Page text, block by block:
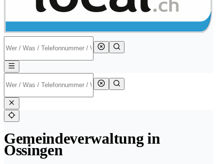
Gemeindeverwaltung in
Ossingen